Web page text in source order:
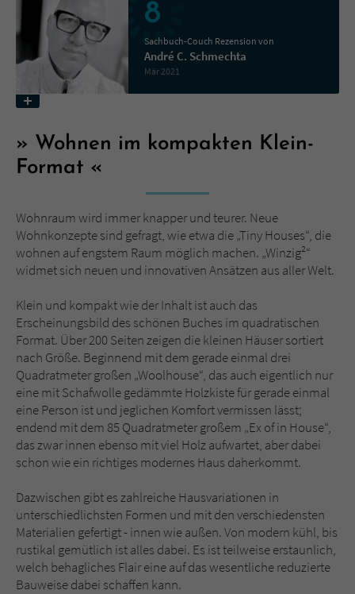
8
Sachbuch-Couch Rezension von
André C. Schmechta
Mär 2021
Wohnen im kompakten Klein-
Format
Wohnraum wird immer knapper und teurer. Neue
Wohnkonzepte sind gefragt, wie etwa die „Tiny Houses“, die
wohnen auf engstem Raum möglich machen. „Winzig²“
widmet sich neuen und innovativen Ansätzen aus aller Welt.
Klein und kompakt wie der Inhalt ist auch das
Erscheinungsbild des schönen Buches im quadratischen
Format. Über 200 Seiten zeigen die kleinen Häuser sortiert
nach Größe. Beginnend mit dem gerade einmal drei
Quadratmeter großen „Woolhouse“, das auch eigentlich nur
eine mit Schafwolle gedämmte Holzkiste für gerade einmal
eine Person ist und jeglichen Komfort vermissen lässt;
endend mit dem 85 Quadratmeter großem „Ex of in House“,
das zwar innen ebenso mit viel Holz aufwartet, aber dabei
schon wie ein richtiges modernes Haus daherkommt.
Dazwischen gibt es zahlreiche Hausvariationen in
unterschiedlichsten Formen und mit den verschiedensten
Materialien gefertigt - innen wie außen. Von modern kühl, bis
rustikal gemütlich ist alles dabei. Es ist teilweise erstaunlich,
welch behagliches Flair eine auf das wesentliche reduzierte
Bauweise dabei schaffen kann.
Name tx_pwcomments_ahash
Anbieter Literatur-Couch Medien GmbH & Co. KG
Laufzeit
Zweck Cookie für Kommentare einzelner Buchtitel
Anbieter Literatur-Couch Medien GmbH & Co. KG
Laufzeit Session
Zweck
Dieses Cookie gewährleistet die
Kommunikation der Webseite mit dem
Benutzer. Es wird benötigt um z. B. den
Sicherheitscode des Kontaktformulars zu
überprüfen.